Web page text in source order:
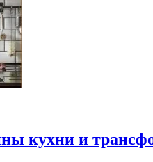
кухни и